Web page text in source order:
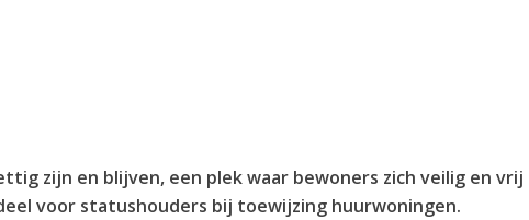
zijn en blijven, een plek waar bewoners zich veilig en vrij
voor statushouders bij toewijzing huurwoningen.